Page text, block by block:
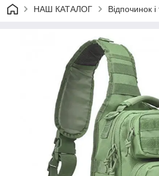
НАШ КАТАЛОГ Відпочинок